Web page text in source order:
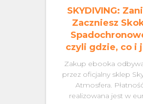
SKYDIVING:
Zaczniesz
czyli gdzie, co i
Zakup ebooka
przez oficjalny sklep
Atmosfera.
realizowana jest w